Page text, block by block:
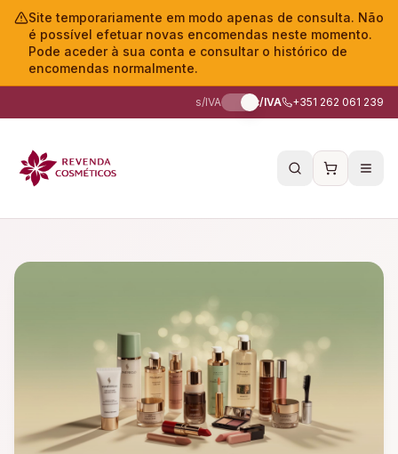
Site temporariamente em modo apenas de consulta. Não
é possível efetuar novas encomendas neste momento.
Pode aceder à sua conta e consultar o histórico de
encomendas normalmente.
s/IVA c/IVA +351 262 061 239